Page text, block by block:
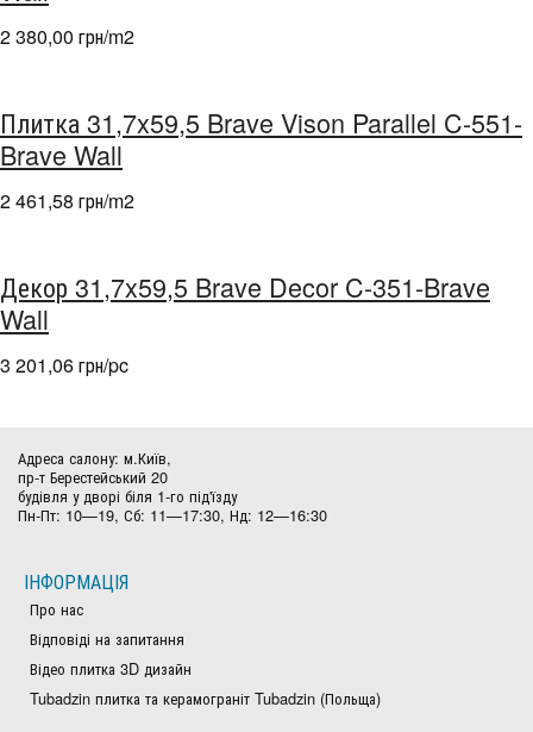
2 380,00 грн/m2
Плитка 31,7x59,5 Brave Vison Parallel C-551-
Brave Wall
2 461,58 грн/m2
Декор 31,7x59,5 Brave Decor C-351-Brave
Wall
3 201,06 грн/pc
Адреса салону: м.Київ,
пр-т Берестейський 20
будівля у дворі біля 1-го під'їзду
Пн-Пт: 10—19, Сб: 11—17:30, Нд: 12—16:30
ІНФОРМАЦІЯ
Про нас
Відповіді на запитання
Відео плитка 3D дизайн
Tubadzin плитка та керамограніт Tubadzin (Польща)